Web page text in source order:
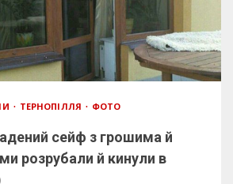
ТЕРНОПІЛЛЯ ФОТО
сейф з грошима й
розрубали й кинули в